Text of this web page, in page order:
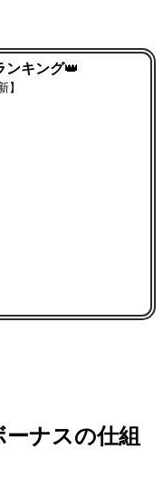
ンキング👑
】
ナスの仕組